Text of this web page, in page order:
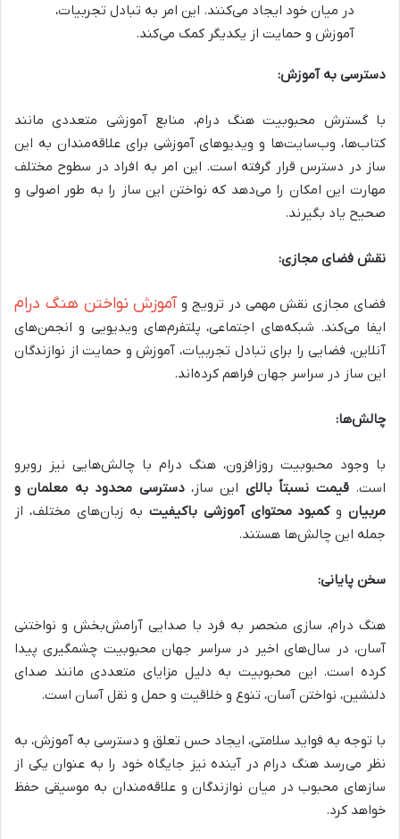
در میان خود ایجاد می‌کنند. این امر به تبادل تجربیات،
آموزش و حمایت از یکدیگر کمک می‌کند.
دسترسی به آموزش:
با گسترش محبوبیت هنگ درام، منابع آموزشی متعددی مانند
کتاب‌ها، وب‌سایت‌ها و ویدیوهای آموزشی برای علاقه‌مندان به این
ساز در دسترس قرار گرفته است. این امر به افراد در سطوح مختلف
مهارت این امکان را می‌دهد که نواختن این ساز را به طور اصولی و
صحیح یاد بگیرند.
نقش فضای مجازی:
فضای مجازی نقش مهمی در ترویج وآموزش نواختن هنگ درام
ایفا می‌کند. شبکه‌های اجتماعی، پلتفرم‌های ویدیویی و انجمن‌های
آنلاین، فضایی را برای تبادل تجربیات، آموزش و حمایت از نوازندگان
این ساز در سراسر جهان فراهم کرده‌اند.
چالش‌ها:
با وجود محبوبیت روزافزون، هنگ درام با چالش‌هایی نیز روبرو
است.قیمت نسبتاً بالای این ساز،دسترسی محدود به معلمان و
مربیانوکمبود محتوای آموزشی باکیفیتبه زبان‌های مختلف، از
جمله این چالش‌ها هستند.
سخن پایانی:
هنگ درام، سازی منحصر به فرد با صدایی آرامش‌بخش و نواختنی
آسان، در سال‌های اخیر در سراسر جهان محبوبیت چشمگیری پیدا
کرده است. این محبوبیت به دلیل مزایای متعددی مانند صدای
دلنشین، نواختن آسان، تنوع و خلاقیت و حمل و نقل آسان است.
با توجه به فواید سلامتی، ایجاد حس تعلق و دسترسی به آموزش، به
نظر می‌رسد هنگ درام در آینده نیز جایگاه خود را به عنوان یکی از
سازهای محبوب در میان نوازندگان و علاقه‌مندان به موسیقی حفظ
خواهد کرد.